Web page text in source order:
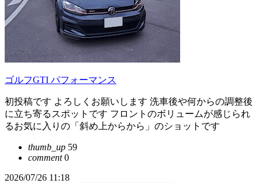
ゴルフGTI パフォーマンス
初投稿です よろしくお願いします 洗車後や何からの調整後
に立ち寄るスポットです フロントのボリュームが感じられ
るお気に入りの「斜め上からから」のショットです
thumb_up 59
comment0
2026/07/26 11:18